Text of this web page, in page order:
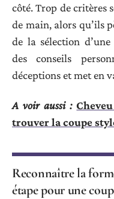
côté. Trop de critères
de main, alors qu’ils
de la sélection
des conseils
déceptions et met en
A voir aussi :
trouver la coupe
Reconnaître la
étape pour une